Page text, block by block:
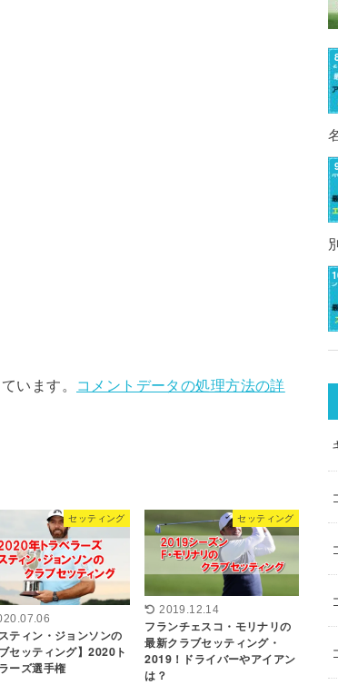
います。 コメントデータの処理方法の詳
セッティング
スティン・ジョンソンの
セッティング】2020ト
ーズ選手権
セッティング
2019.12.14
フランチェスコ・モリナリの
最新クラブセッティング・
2019！ドライバーやアイアン
は？